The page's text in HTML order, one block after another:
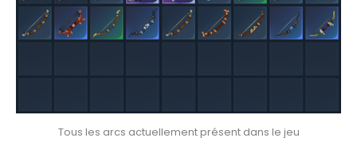
Tous les arcs actuellement présent dans le jeu